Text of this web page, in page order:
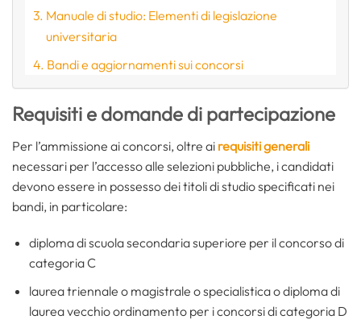
Manuale di studio: Elementi di legislazione
universitaria
Bandi e aggiornamenti sui concorsi
Requisiti e domande di partecipazione
Per l’ammissione ai concorsi, oltre ai requisiti generali
necessari per l’accesso alle selezioni pubbliche, i candidati
devono essere in possesso dei titoli di studio specificati nei
bandi, in particolare:
diploma di scuola secondaria superiore per il concorso di
categoria C
laurea triennale o magistrale o specialistica o diploma di
laurea vecchio ordinamento per i concorsi di categoria D